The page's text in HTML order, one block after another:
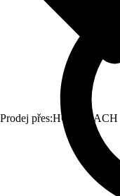
Prodej přes:HORNBACH